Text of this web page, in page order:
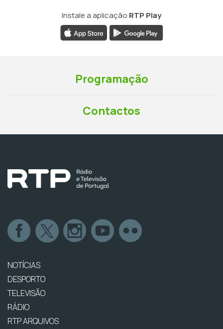
Instale a aplicação RTP Play
Programação
Contactos
NOTÍCIAS
DESPORTO
TELEVISÃO
RÁDIO
RTP ARQUIVOS